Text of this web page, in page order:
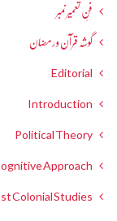
فنِ تعمیر نمبر
گوشہ قرآن و رمضان
Editorial
Introduction
Political Theory
Approach
Colonial Studies